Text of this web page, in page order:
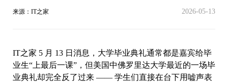
来源：IT之家 2026-05-13
IT之家 5 月 13 日消息，大学毕业典礼通常都是嘉宾给毕
业生“上最后一课”，但美国中佛罗里达大学最近的一场毕
业典礼却完全反了过来 —— 学生们直接在台下用嘘声表